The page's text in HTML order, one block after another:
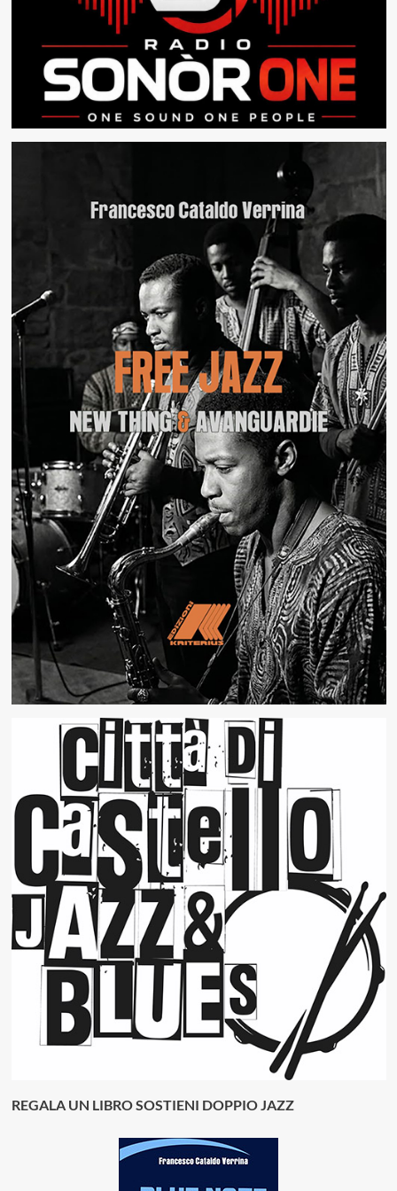
REGALA UN LIBRO SOSTIENI DOPPIO JAZZ